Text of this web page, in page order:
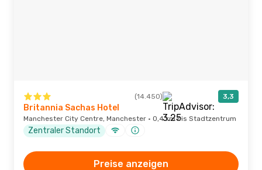
(14.450) 3,3
Britannia Sachas Hotel
Manchester City Centre, Manchester · 0,4 km bis Stadtzentrum
Zentraler Standort
Preise anzeigen